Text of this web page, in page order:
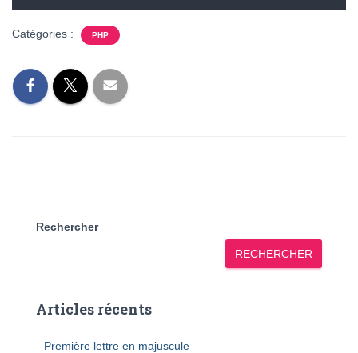
Catégories : PHP
Rechercher
RECHERCHER
Articles récents
Première lettre en majuscule